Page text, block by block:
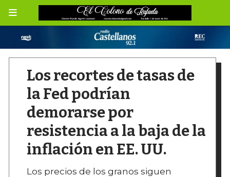
Los recortes de tasas de
la Fed podrían
demorarse por
resistencia a la baja de la
inflación en EE. UU.
Los precios de los granos siguen